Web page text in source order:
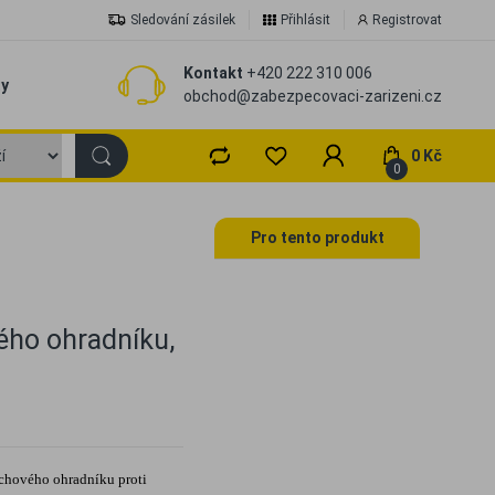
Sledování zásilek Přihlásit Registrovat
Kontakt +420 222 310 006
obchod@zabezpecovaci-zarizeni.cz
0 Kč
0
ohradníku,
ohradníku proti
Pro tento produkt